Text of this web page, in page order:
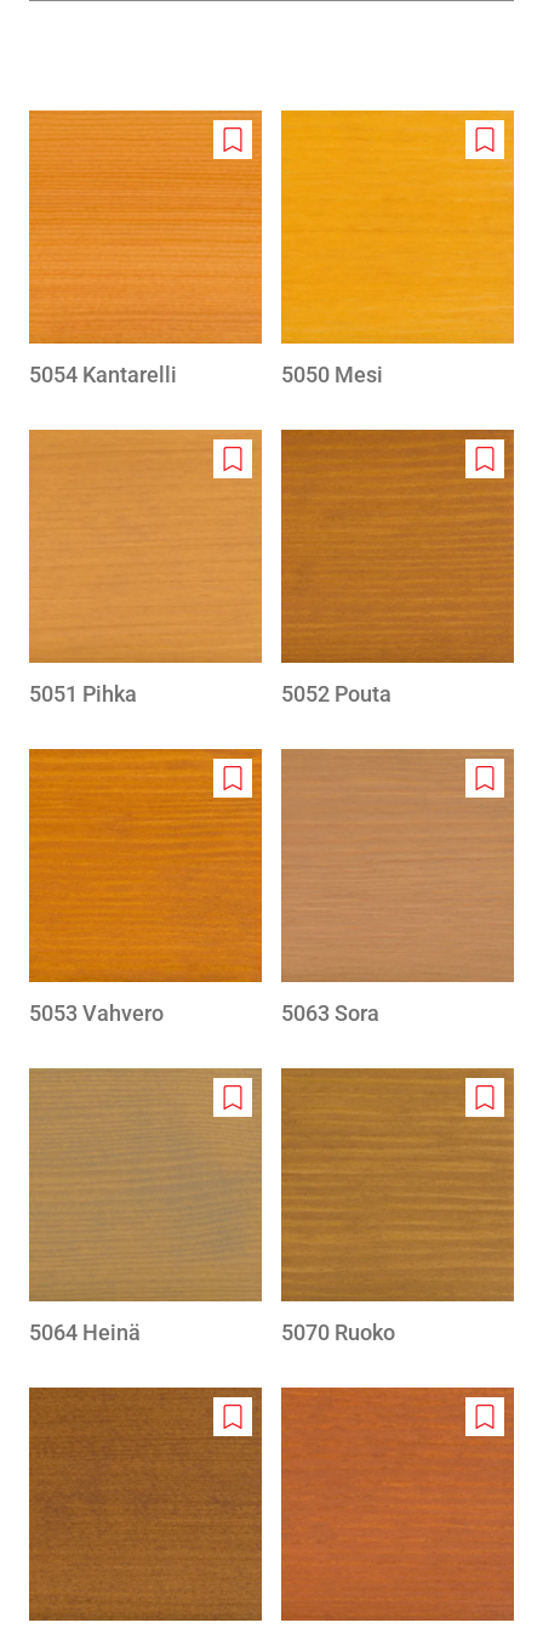
Add
to
wishlist
5054 Kantarelli
Add
to
5050 Mesi
Add
5051 Pihka
Add
to
5052 Pouta
Add
to
wishlist
5053 Vahvero
Add
5063 Sora
Add
wishlist
5064 Heinä
Add
5070 Ruoko
Add
to
Add